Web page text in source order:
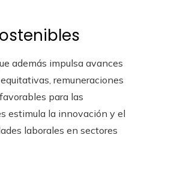
además impulsa avances
remuneraciones
para las
estimula la innovación y el
laborales en sectores